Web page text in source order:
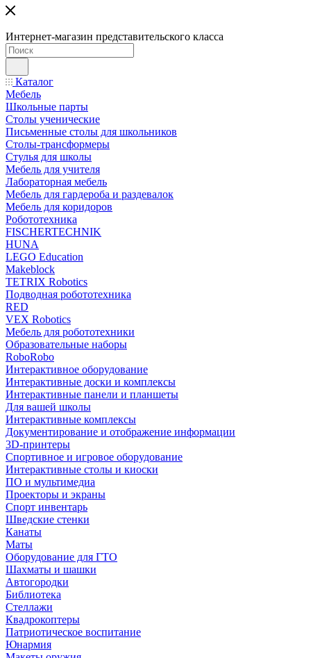
Интернет-магазин представительского класса
Каталог
Мебель
Школьные парты
Столы ученические
Письменные столы для школьников
Столы-трансформеры
Стулья для школы
Мебель для учителя
Лабораторная мебель
Мебель для гардероба и раздевалок
Мебель для коридоров
Робототехника
FISCHERTECHNIK
HUNA
LEGO Education
Makeblock
TETRIX Robotics
Подводная робототехника
RED
VEX Robotics
Мебель для робототехники
Образовательные наборы
RoboRobo
Интерактивное оборудование
Интерактивные доски и комплексы
Интерактивные панели и планшеты
Для вашей школы
Интерактивные комплексы
Документирование и отображение информации
3D-принтеры
Спортивное и игровое оборудование
Интерактивные столы и киоски
ПО и мультимедиа
Проекторы и экраны
Спорт инвентарь
Шведские стенки
Канаты
Маты
Оборудование для ГТО
Шахматы и шашки
Автогородки
Библиотека
Стеллажи
Квадрокоптеры
Патриотическое воспитание
Юнармия